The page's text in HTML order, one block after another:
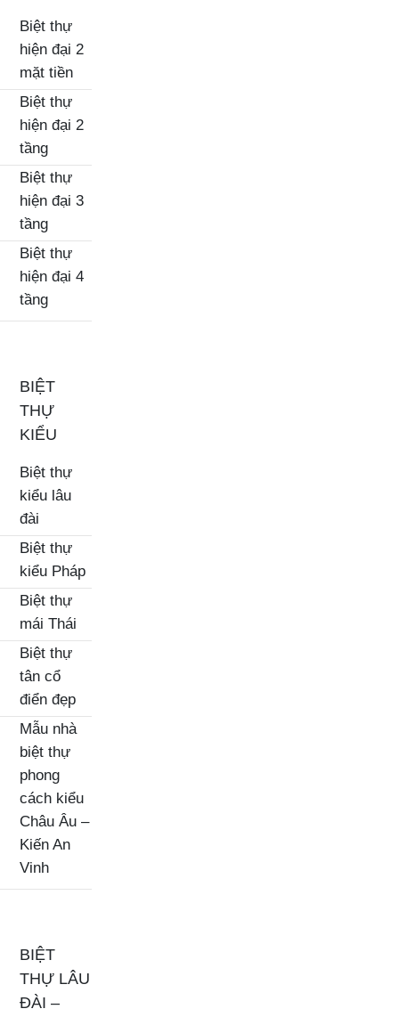
Biệt thự
hiện đại 2
mặt tiền
Biệt thự
hiện đại 2
tầng
Biệt thự
hiện đại 3
tầng
Biệt thự
hiện đại 4
tầng
BIỆT
THỰ
KIỂU
Biệt thự
kiểu lâu
đài
Biệt thự
kiểu Pháp
Biệt thự
mái Thái
Biệt thự
tân cổ
điển đẹp
Mẫu nhà
biệt thự
phong
cách kiểu
Châu Âu –
Kiến An
Vinh
BIỆT
THỰ LÂU
ĐÀI –